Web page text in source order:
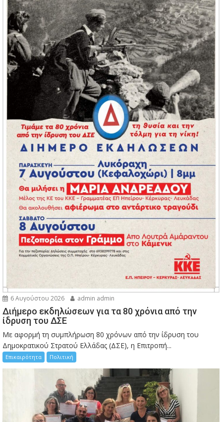
6 Αυγούστου 2026 admin admin
Διήμερο εκδηλώσεων για τα 80 χρόνια από την
ίδρυση του ΔΣΕ
Με αφορμή τη συμπλήρωση 80 χρόνων από την ίδρυση του
Δημοκρατικού Στρατού Ελλάδας (ΔΣΕ), η Επιτροπή...
Επικαιρότητα Πολιτική